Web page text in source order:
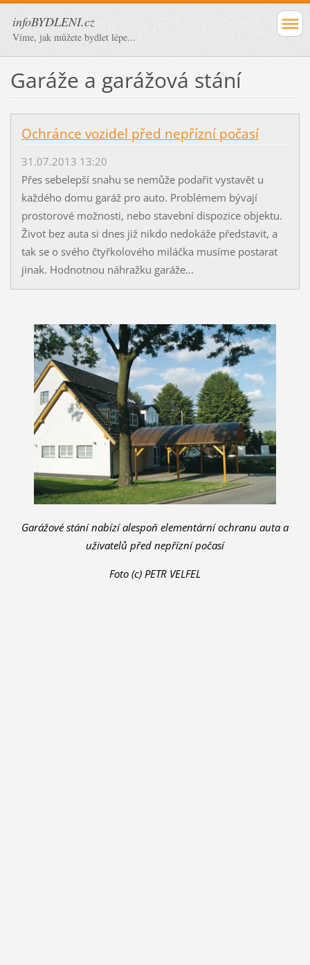
infoBYDLENI.cz
Víme, jak můžete bydlet lépe...
Garáže a garážová stání
Ochránce vozidel před nepřízní počasí
31.07.2013 13:20
Přes sebelepší snahu se nemůže podařit vystavět u
každého domu garáž pro auto. Problémem bývají
prostorové možnosti, nebo stavební dispozice objektu.
Život bez auta si dnes již nikdo nedokáže představit, a
tak se o svého čtyřkolového miláčka musíme postarat
jinak. Hodnotnou náhražku garáže...
Garážové stání nabízí alespoň elementární ochranu auta a
uživatelů před nepřízní počasí
Foto (c) PETR VELFEL